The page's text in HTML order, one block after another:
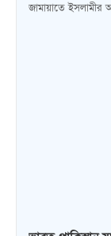
জামায়াতে